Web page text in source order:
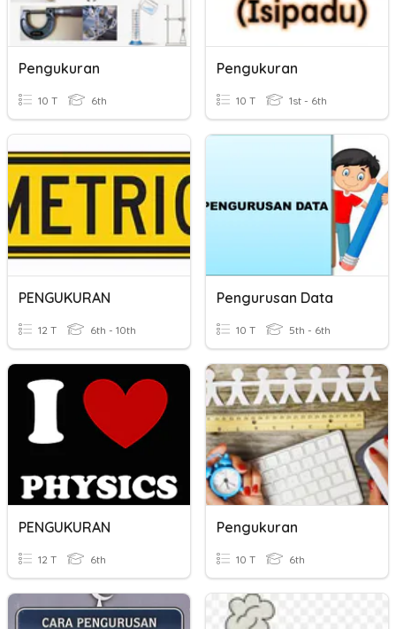
Pengukuran
10 T 6th
Pengukuran
10 T 1st - 6th
PENGUKURAN
12 T 6th - 10th
Pengurusan Data
10 T 5th - 6th
PENGUKURAN
12 T 6th
Pengukuran
10 T 6th